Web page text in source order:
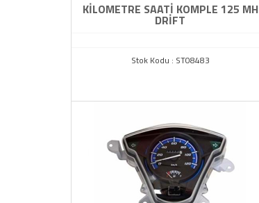
KİLOMETRE SAATİ KOMPLE 125 MH
DRİFT
Stok Kodu : ST08483